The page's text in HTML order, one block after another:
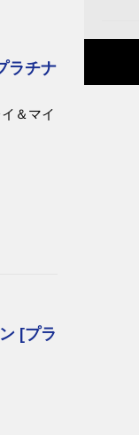
ラチナ
＆マイ
[プラ